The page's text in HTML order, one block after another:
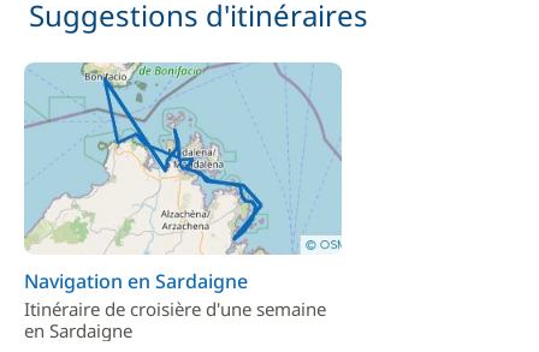
Suggestions d'itinéraires
Navigation en Sardaigne
Itinéraire de croisière d'une semaine
en Sardaigne